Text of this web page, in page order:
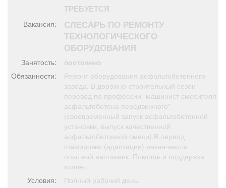
Обучение
Товары Поздравления
Я - пенсионер
ТРЕБУЕТСЯ
Вакансия:
СЛЕСАРЬ ПО РЕМОНТУ
ТЕХНОЛОГИЧЕСКОГО
ОБОРУДОВАНИЯ
Занятость:
постоянно
Обязанности:
Ремонт оборудования асфальтобетонного
завода. В дорожно-строительный сезон -
перевод по профессии "машинист смесителя
асфальтобетона передвижного"
(своевременный запуск асфальтобетонной
установки, выпуск качественной
асфальтобетонной смеси).В период
стажировки (адаптации) назначается
опытный наставник. Помощь и поддержка
коллег.
Условия:
Полный рабочий день.